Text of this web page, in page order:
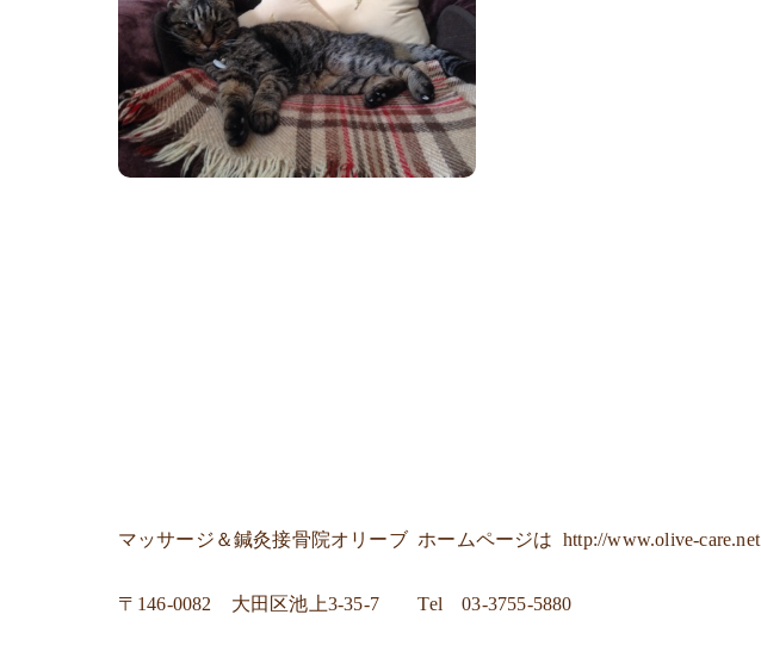
マッサージ＆鍼灸接骨院オリーブ ホームページはhttp://www.olive-care.net
〒 146-0082 大田区池上3-35-7 Tel03-3755-5880